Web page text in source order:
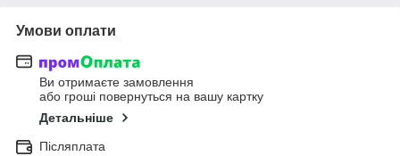
Умови оплати
Ви отримаєте замовлення
або гроші повернуться на вашу картку
Детальніше
Післяплата